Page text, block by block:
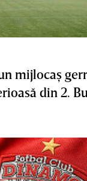
mijlocaş
din 2.